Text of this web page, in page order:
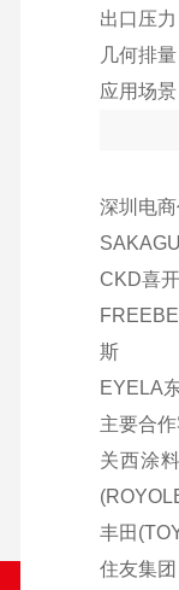
出口压
几何排
应用场
深圳电
CKD喜
斯
EYELA
主要合
关西涂
丰田
住友集